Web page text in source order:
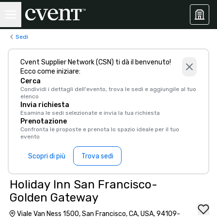
Sedi
Cvent Supplier Network (CSN) ti dà il benvenuto!
Ecco come iniziare:
Cerca
Condividi i dettagli dell'evento, trova le sedi e aggiungile al tuo
elenco
Invia richiesta
Esamina le sedi selezionate e invia la tua richiesta
Prenotazione
Confronta le proposte e prenota lo spazio ideale per il tuo
evento
Scopri di più Trova sedi
Holiday Inn San Francisco-
Golden Gateway
Viale Van Ness 1500, San Francisco, CA, USA, 94109-